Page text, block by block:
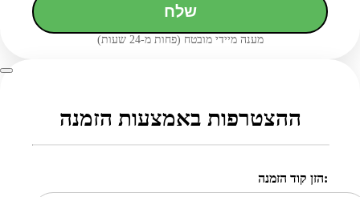
שלח
מענה מיידי מובטח (פחות מ-24 שעות)
ההצטרפות באמצעות הזמנה
הזן קוד הזמנה: